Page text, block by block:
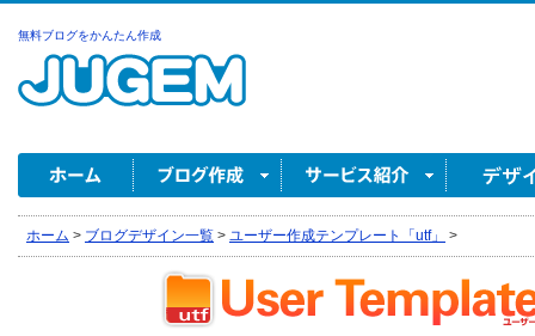
無料ブログをかんたん作成
ホーム > ブログデザイン一覧 > ユーザー作成テンプレート「utf」 >